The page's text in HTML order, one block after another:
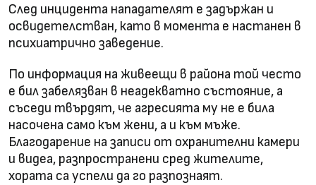
След инцидента нападателят е задържан и
освидетелстван, като в момента е настанен в
психиатрично заведение.
По информация на живеещи в района той често
е бил забелязван в неадекватно състояние, а
съседи твърдят, че агресията му не е била
насочена само към жени, а и към мъже.
Благодарение на записи от охранителни камери
и видеа, разпространени сред жителите,
хората са успели да го разпознаят.